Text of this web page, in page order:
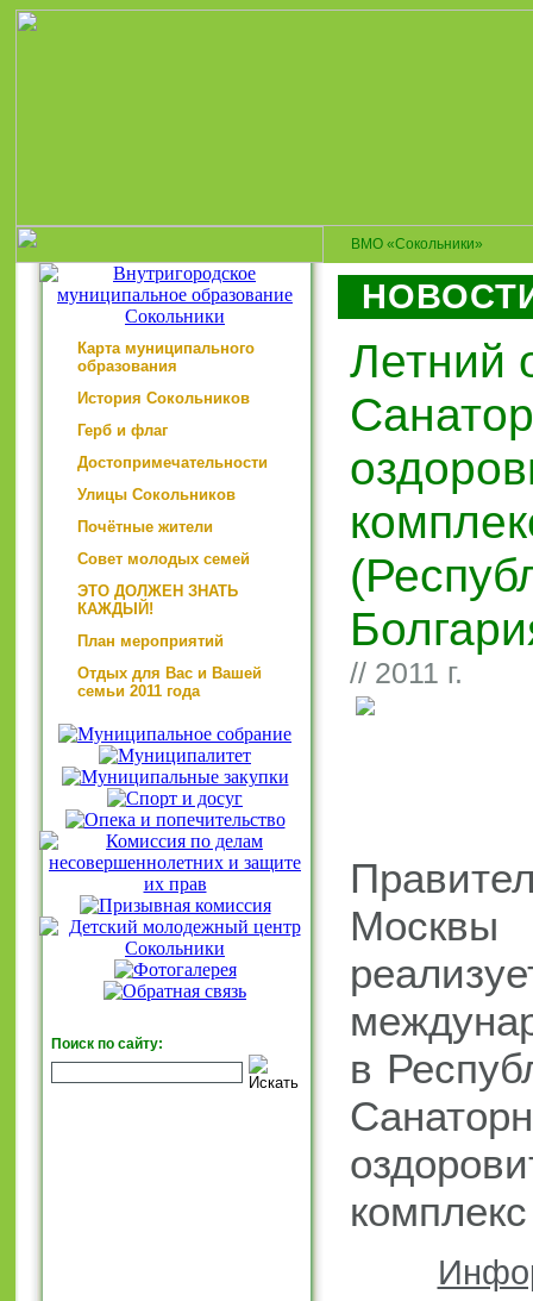
ВМО «Сокольники»
Карта муниципального
образования
История Сокольников
Герб и флаг
Достопримечательности
Улицы Сокольников
Почётные жители
Совет молодых семей
ЭТО ДОЛЖЕН ЗНАТЬ
КАЖДЫЙ!
План мероприятий
Отдых для Вас и Вашей
семьи 2011 года
Поиск по сайту:
Летний
// 2011 г.
в